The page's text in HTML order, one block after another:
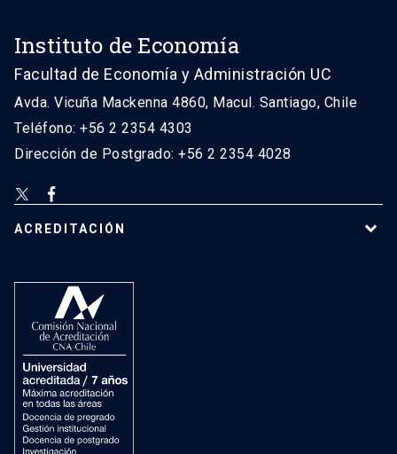
Instituto de Economía
Facultad de Economía y Administración UC
Avda. Vicuña Mackenna 4860, Macul. Santiago, Chile
Teléfono: +56 2 2354 4303
Dirección de Postgrado: +56 2 2354 4028
ACREDITACIÓN